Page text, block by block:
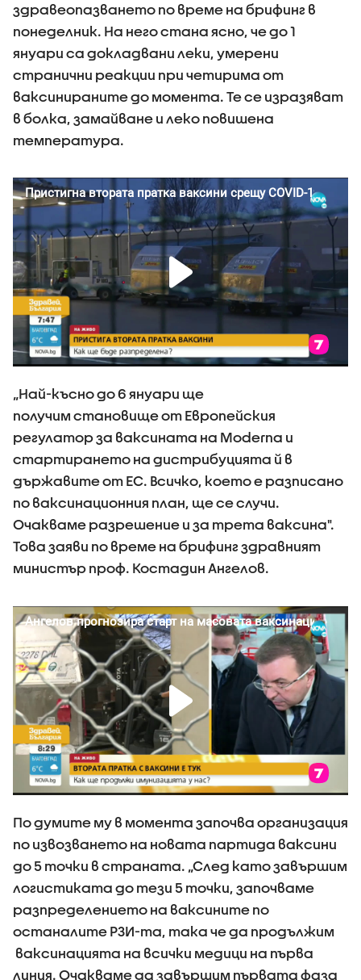
здравеопазването по време на брифинг в
понеделник. На него стана ясно, че до 1
януари са докладвани леки, умерени
странични реакции при четирима от
ваксинираните до момента. Те се изразяват
в болка, замайване и леко повишена
температура.
„Най-късно до 6 януари ще
получим становище от Европейския
регулатор за ваксината на Moderna и
стартирането на дистрибуцията й в
държавите от ЕС. Всичко, което е разписано
по ваксинационния план, ще се случи.
Очакваме разрешение и за трета ваксина".
Това заяви по време на брифинг здравният
министър проф. Костадин Ангелов.
По думите му в момента започва организация
по извозването на новата партида ваксини
до 5 точки в страната. „След като завършим
логистиката до тези 5 точки, започваме
разпределението на ваксините по
останалите РЗИ-та, така че да продължим
ваксинацията на всички медици на първа
линия. Очакваме да завършим първата фаза